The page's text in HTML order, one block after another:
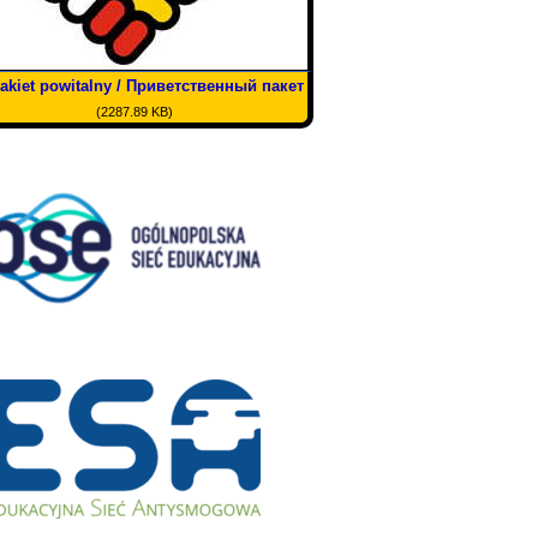
powitalny / Приветственный пакет
(2287.89 KB)